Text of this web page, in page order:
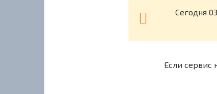
Cегодня
Если сервис